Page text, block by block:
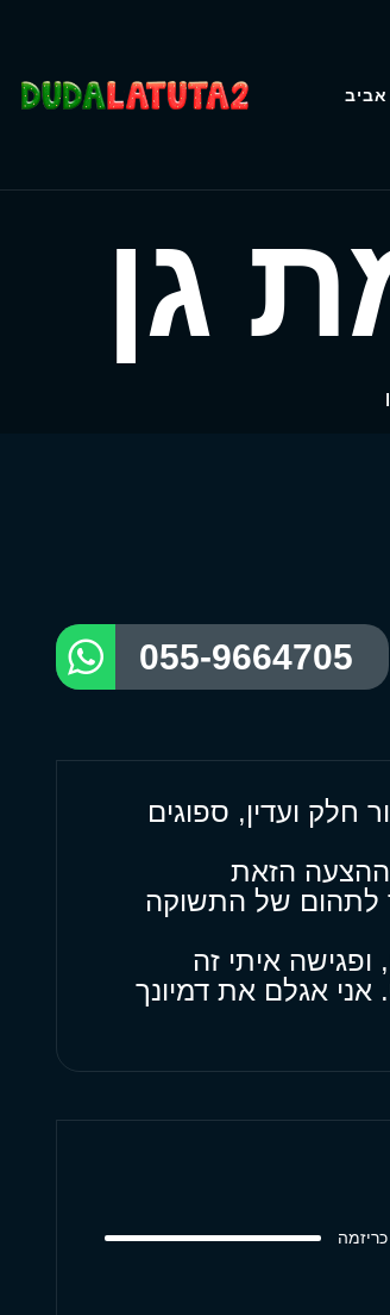
אביב
גן
055-9664705
חלק ועדין, ספוגים
הזאת
לתהום של התשוקה
ופגישה איתי זה
אגלם את דמיונך
כריזמה